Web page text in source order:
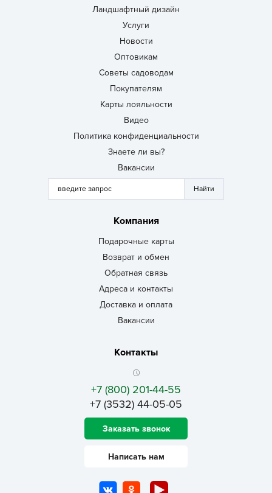
Ландшафтный дизайн
Услуги
Новости
Оптовикам
Советы садоводам
Покупателям
Карты лояльности
Видео
Политика конфиденциальности
Знаете ли вы?
Вакансии
Компания
Подарочные карты
Возврат и обмен
Обратная связь
Адреса и контакты
Доставка и оплата
Вакансии
Контакты
+7 (800) 201-44-55
+7 (3532) 44-05-05
Заказать звонок
Написать нам